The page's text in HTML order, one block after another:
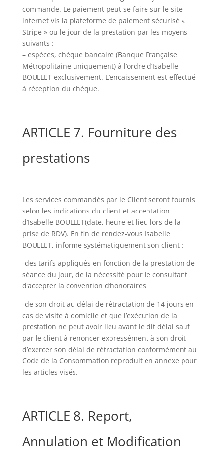
commande. Le paiement peut se faire sur le site
internet vis la plateforme de paiement sécurisé «
Stripe » ou le jour de la prestation par les moyens
suivants :
– espèces, chèque bancaire (Banque Française
Métropolitaine uniquement) à l’ordre d’Isabelle
BOULLET exclusivement. L’encaissement est effectué
à réception du chèque.
ARTICLE 7. Fourniture des
prestations
Les services commandés par le Client seront fournis
selon les indications du client et acceptation
d’Isabelle BOULLET(date, heure et lieu lors de la
prise de RDV). En fin de rendez-vous Isabelle
BOULLET, informe systématiquement son client :
-des tarifs appliqués en fonction de la prestation de
séance du jour, de la nécessité pour le consultant
d’accepter la convention d’honoraires.
-de son droit au délai de rétractation de 14 jours en
cas de visite à domicile et que l’exécution de la
prestation ne peut avoir lieu avant le dit délai sauf
par le client à renoncer expressément à son droit
d’exercer son délai de rétractation conformément au
Code de la Consommation reproduit en annexe pour
les articles visés.
ARTICLE 8. Report,
Annulation et Modification